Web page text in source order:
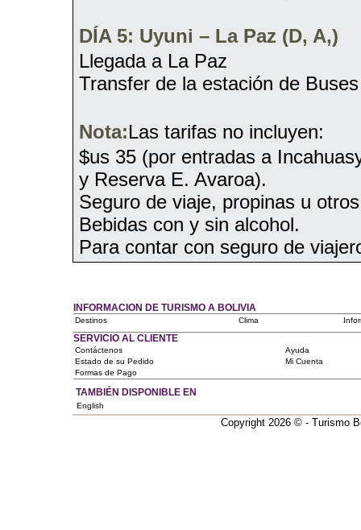
DÍA 5: Uyuni – La Paz (D, A,)
Llegada a La Paz
Transfer de la estación de
Nota:Las tarifas no incluyen:
$us 35 (por entradas a
y Reserva E. Avaroa).
Seguro de viaje, propinas u
Bebidas con y sin alcohol.
Para contar con seguro de
INFORMACION DE TURISMO A BOLIVIA
Destinos Clima
SERVICIO AL CLIENTE
Contáctenos
Ayuda
Estado de su Pedido
Mi Cuenta
Formas de Pago
TAMBIÉN DISPONIBLE EN
English
Copyright 2026 © - Turismo